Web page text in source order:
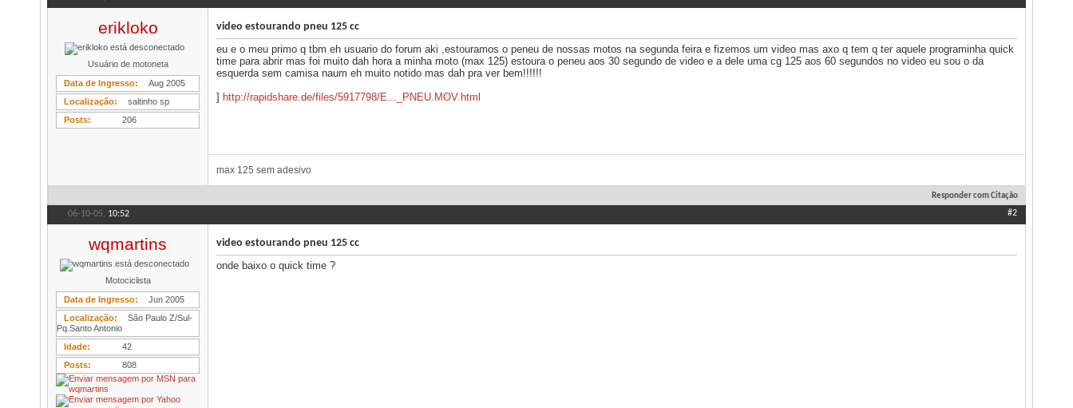
erikloko
Usuário de motoneta
Data de Ingresso
Aug 2005
Localização
saltinho sp
Posts
206
video estourando pneu 125 cc
eu e o meu primo q tbm eh usuario do forum aki ,estouramos o peneu de nossas motos na segunda feira e fizemos um video mas axo q tem q ter aquele programinha quick
time para abrir mas foi muito dah hora a minha moto (max 125) estoura o peneu aos 30 segundo de video e a dele uma cg 125 aos 60 segundos no video eu sou o da
esquerda sem camisa naum eh muito notido mas dah pra ver bem!!!!!!
] http://rapidshare.de/files/5917798/E..._PNEU.MOV.html
max 125 sem adesivo
Responder com Citação
06-10-05, 10:52 #2
wqmartins
Motociclista
Data de Ingresso
Jun 2005
Localização
São Paulo Z/Sul-
Pq.Santo Antonio
Idade
42
Posts
808
video estourando pneu 125 cc
onde baixo o quick time ?